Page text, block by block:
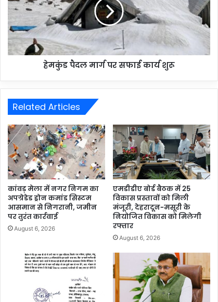
हेमकुंड पैदल मार्ग पर सफाई कार्य शुरू
Related Articles
कांवड़ मेला में नगर निगम का
अपग्रेडेड ड्रोन कमांड सिस्टम
आसमान से निगरानी, जमीन
पर तुरंत कार्रवाई
August 6, 2026
एमडीडीए बोर्ड बैठक में 25
विकास प्रस्तावों को मिली
मंजूरी, देहरादून-मसूरी के
नियोजित विकास को मिलेगी
रफ्तार
August 6, 2026